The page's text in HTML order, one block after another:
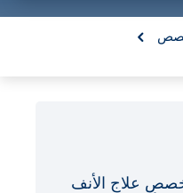
علاج الأنف